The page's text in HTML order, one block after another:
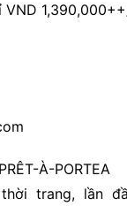
À-PORTEA
trang, lần